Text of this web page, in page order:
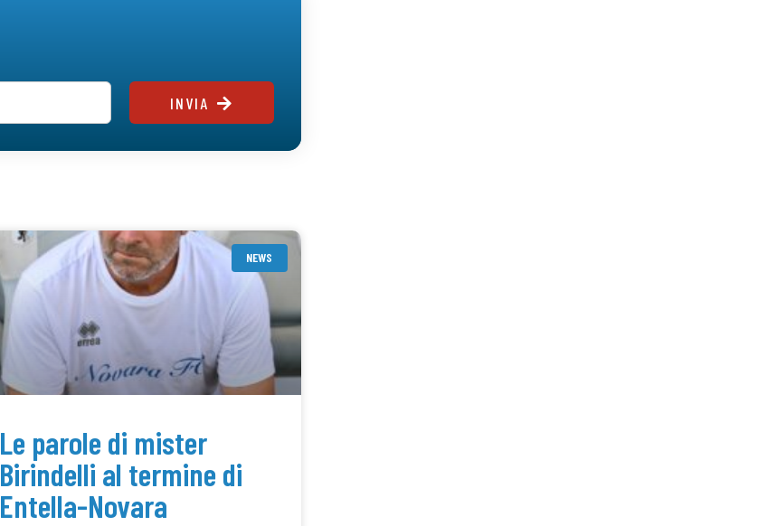
INVIA
NEWS
Le parole di mister
Birindelli al termine di
Entella-Novara